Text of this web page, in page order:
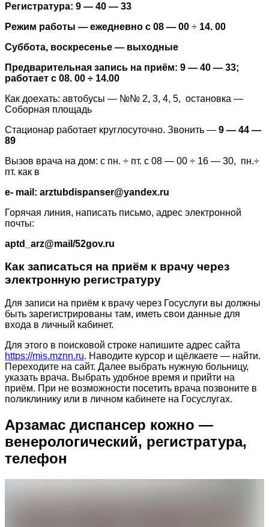
Регистратура: 9 — 40 — 33
Режим работы — ежедневно с 08 — 00 ÷ 14. 00
Суббота, воскресенье — выходные
Предварительная запись на приём: 9 — 40 — 33;
работает с 08. 00 ÷ 14.00
Как доехать: автобусы — №№ 2, 3, 4, 5, остановка —
Соборная площадь
Стационар работает круглосуточно. Звонить — 9 — 44 —
89
Вызов врача на дом: с пн. ÷ пт. с 08 — 00 ÷ 16 — 30, пн.÷
пт. как в
e- mail: arztubdispanser@yandex.ru
Горячая линия, написать письмо, адрес электронной
почты:
aptd_arz@mail/52gov.ru
Как записаться на приём к врачу через
электронную регистратуру
Для записи на приём к врачу через Госуслуги вы должны
быть зарегистрированы там, иметь свои данные для
входа в личный кабинет.
Для этого в поисковой строке напишите адрес сайта
https://mis.mznn.ru. Наводите курсор и щёлкаете — найти.
Переходите на сайт. Далее выбрать нужную больницу,
указать врача. Выбрать удобное время и прийти на
приём. При не возможности посетить врача позвоните в
поликлинику или в личном кабинете на Госуслугах.
Арзамас диспансер кожно —
венерологический, регистратура,
телефон